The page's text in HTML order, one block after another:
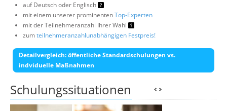
auf Deutsch oder Englisch
mit einem unserer prominentenTop-Experten
mit der Teilnehmeranzahl Ihrer Wahl
zumteilnehmeranzahlunabhängigen Festpreis!
Detailvergleich: öffentliche Standardschulungen vs.
indviduelle Maßnahmen
Schulungssituationen